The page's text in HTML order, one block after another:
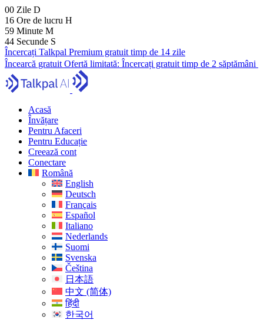
00 Zile D
16 Ore de lucru H
59 Minute M
43 Secunde S
Încercați Talkpal Premium gratuit timp de 14 zile
Încearcă gratuit Ofertă limitată: Încercați gratuit timp de 2 săptămâni
Acasă
Învățare
Pentru Afaceri
Pentru Educație
Creează cont
Conectare
Română
English
Deutsch
Français
Español
Italiano
Nederlands
Suomi
Svenska
Čeština
日本語
中文 (简体)
हिंदी
한국어